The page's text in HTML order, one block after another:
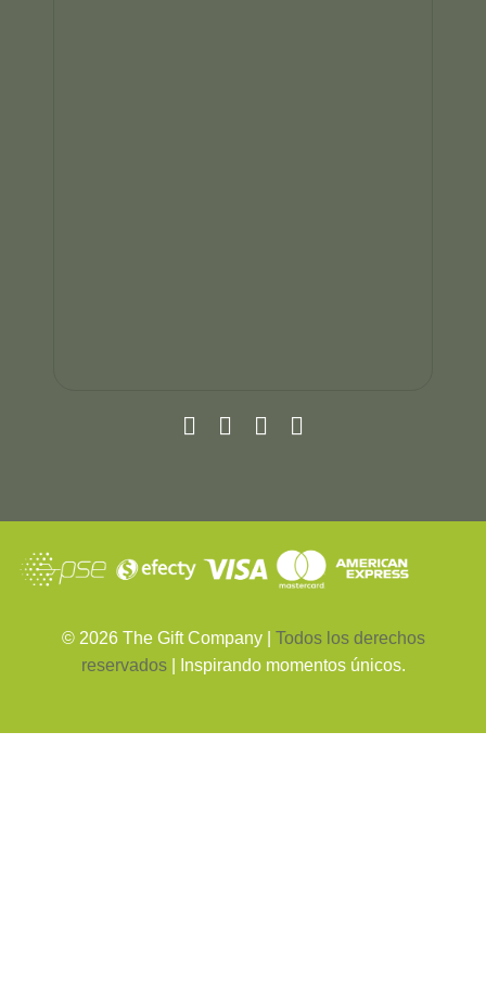
© 2026The Gift Company | Todos los derechos
reservados
| Inspirando momentos únicos.